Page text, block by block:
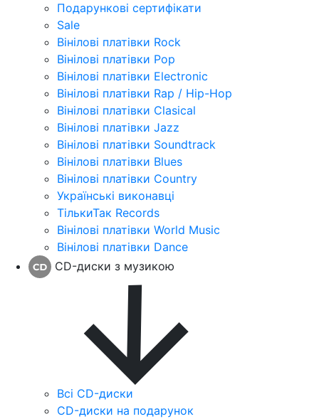
Подарункові сертифікати
Sale
Вінілові платівки Rock
Вінілові платівки Pop
Вінілові платівки Electronic
Вінілові платівки Rap / Hip-Hop
Вінілові платівки Clasical
Вінілові платівки Jazz
Вінілові платівки Soundtrack
Вінілові платівки Blues
Вінілові платівки Country
Українські виконавці
ТількиТак Records
Вінілові платівки World Music
Вінілові платівки Dance
CD-диски з музикою
Всі CD-диски
CD-диски на подарунок